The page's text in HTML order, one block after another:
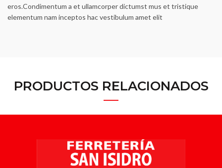
eros.Condimentum a et ullamcorper dictumst mus et tristique
elementum nam inceptos hac vestibulum amet elit
PRODUCTOS RELACIONADOS